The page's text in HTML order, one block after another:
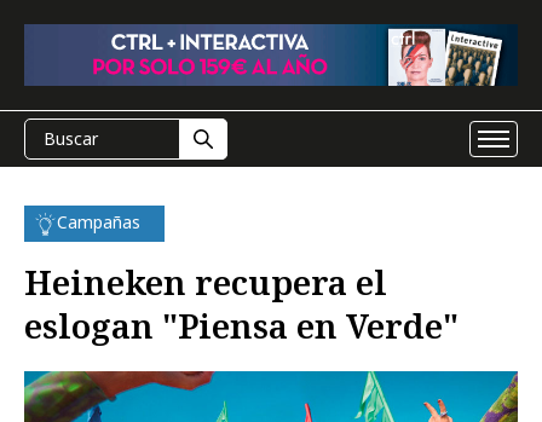
Campañas
Heineken recupera el
eslogan "Piensa en Verde"